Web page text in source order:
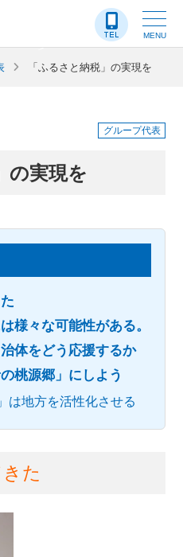
MENU
ログ
「ふるさと納税」の実現を
グループ代表
の実現を
様々な可能性がある。
体をどう応援するか
桃源郷」にしよう
は地方を活性化させる
た